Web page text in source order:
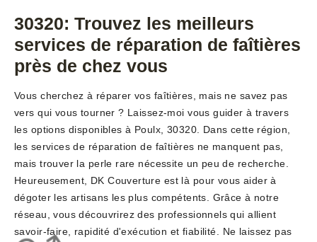
30320: Trouvez les meilleurs
services de réparation de faîtières
près de chez vous
Vous cherchez à réparer vos faîtières, mais ne savez pas
vers qui vous tourner ? Laissez-moi vous guider à travers
les options disponibles à Poulx, 30320. Dans cette région,
les services de réparation de faîtières ne manquent pas,
mais trouver la perle rare nécessite un peu de recherche.
Heureusement, DK Couverture est là pour vous aider à
dégoter les artisans les plus compétents. Grâce à notre
réseau, vous découvrirez des professionnels qui allient
savoir-faire, rapidité d'exécution et fiabilité. Ne laissez pas